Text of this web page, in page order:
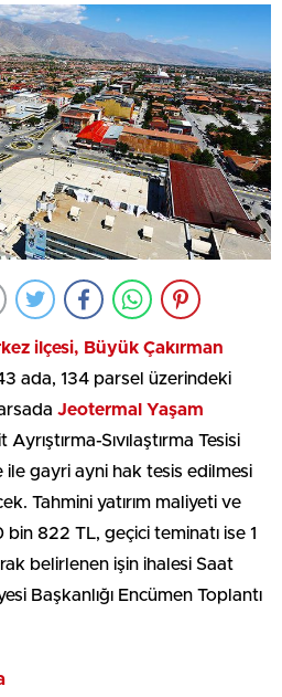
ilçesi, Büyük Çakırman
ada, 134 parsel üzerindeki
Jeotermal Yaşam
Sıvılaştırma Tesisi
ile gayri ayni hak tesis edilmesi
Tahmini yatırım maliyeti ve
822 TL, geçici teminatı ise 1
belirlenen işin ihalesi Saat
Başkanlığı Encümen Toplantı